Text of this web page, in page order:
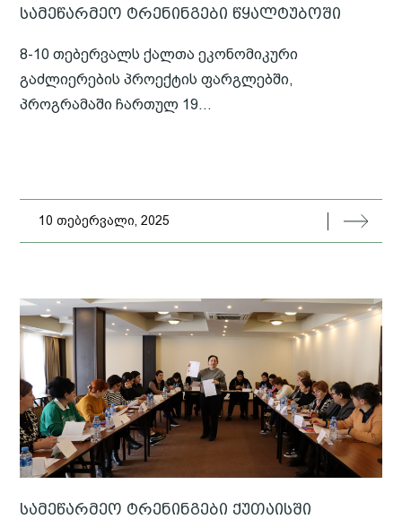
სამეწარმეო ტრენინგები წყალტუბოში
8-10 თებერვალს ქალთა ეკონომიკური
გაძლიერების პროექტის ფარგლებში,
პროგრამაში ჩართულ 19...
10 თებერვალი, 2025
სამეწარმეო ტრენინგები ქუთაისში